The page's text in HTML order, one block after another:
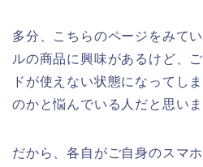
多分、こちらのページをみて
ルの商品に興味があるけど、
ドが使えない状態になってし
のかと悩んでいる人だと思いま
だから、各自がご自身のスマ